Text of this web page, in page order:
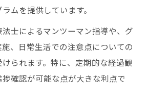
ムを提供しています。
士によるマンツーマン指導や、グ
、日常生活での注意点についての
られます。特に、定期的な経過観
確認が可能な点が大きな利点で